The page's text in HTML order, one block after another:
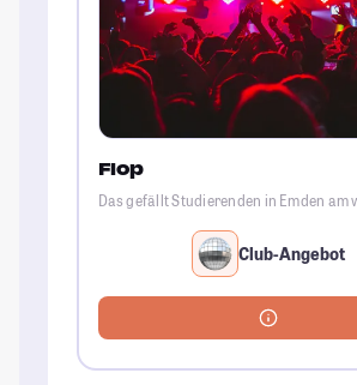
Flop
Das gefällt Studierenden in Emden am
Club-Angebot